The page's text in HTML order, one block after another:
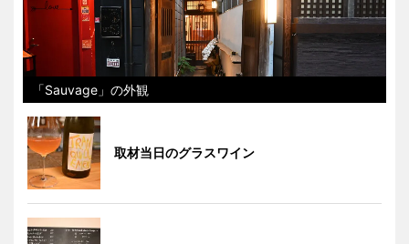
「Sauvage」の外観
取材当日のグラスワイン